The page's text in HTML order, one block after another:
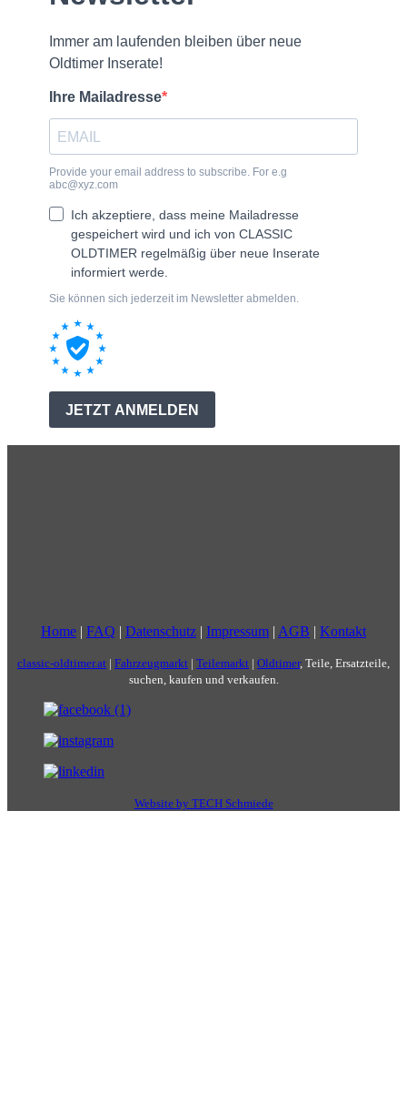
Home | FAQ | Datenschutz | Impressum | AGB | Kontakt
classic-oldtimer.at | Fahrzeugmarkt | Teilemarkt | Oldtimer, Teile, Ersatzteile,
suchen, kaufen und verkaufen.
Website by TECH Schmiede